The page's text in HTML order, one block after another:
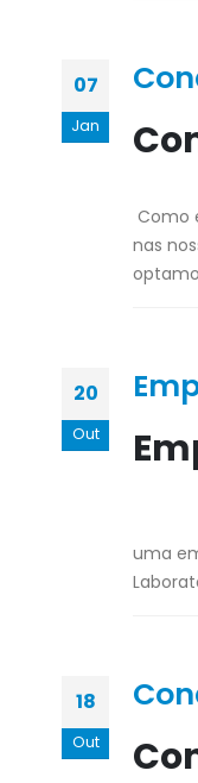
07
Jan
Como
nas
20
Out
uma
18
Out